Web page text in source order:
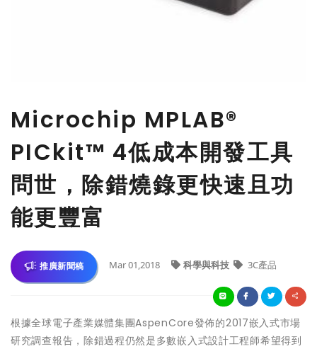
Microchip MPLAB®
PICkit™ 4低成本開發工具
問世，除錯燒錄更快速且功
能更豐富
推廣新聞稿 Mar 01,2018 科學與科技 3C產品
根據全球電子產業媒體集團AspenCore發佈的2017嵌入式市場
研究調查報告，除錯過程仍然是多數嵌入式設計工程師希望得到